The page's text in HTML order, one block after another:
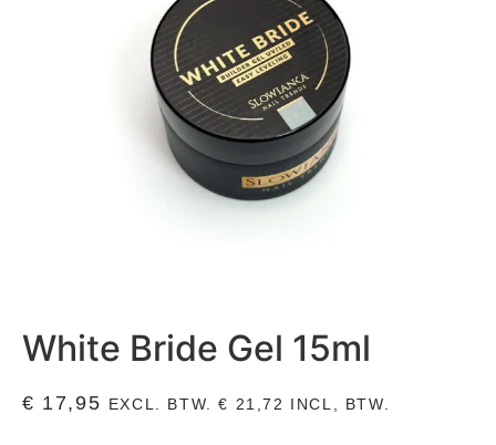
White Bride Gel 15ml
€ 17,95 EXCL. BTW.€ 21,72 INCL, BTW.